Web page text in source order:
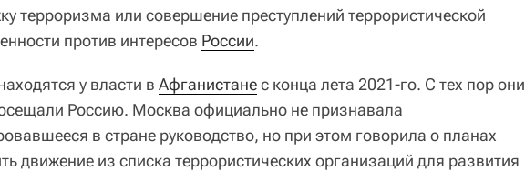
терроризма или совершение преступлений террористической
против интересов России.
у власти в Афганистанес конца лета 2021-го. С тех пор они
Россию. Москва официально не признавала
в стране руководство, но при этом говорила о планах
движение из списка террористических организаций для развития